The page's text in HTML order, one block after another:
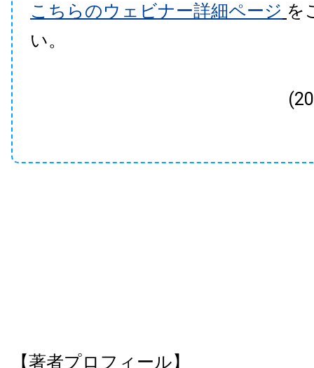
こちらのウェビナー詳細ページ を
い。
【著者プロフィール】